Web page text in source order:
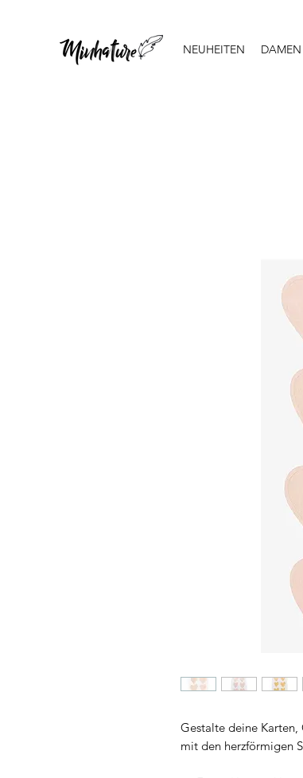
NEUHEITEN DAMEN
Gestalte deine Karten,
mit den herzförmigen